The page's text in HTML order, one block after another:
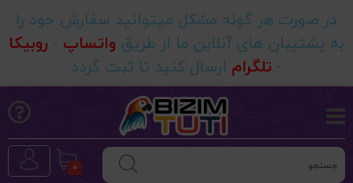
در صورت هر گونه مشکل میتوانید سفارش خود را
به پشتیبان های آنلاین ما از طریق واتساپ - روبیکا
- تلگرام ارسال کنید تا ثبت گردد
0